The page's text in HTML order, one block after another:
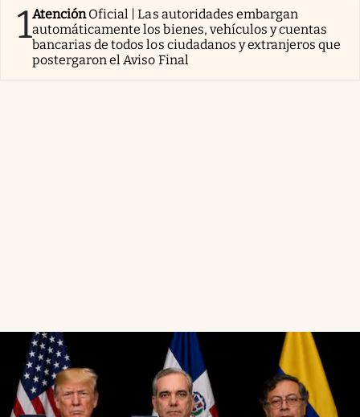
1AtenciónOficial | Las autoridades embargan
automáticamente los bienes, vehículos y cuentas
bancarias de todos los ciudadanos y extranjeros que
postergaron el Aviso Final